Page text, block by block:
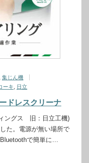
集じん機
ーキ 日立
ドレスクリーナ
ングス 旧：日立工機)
た。電源が無い場所で
で簡単に…